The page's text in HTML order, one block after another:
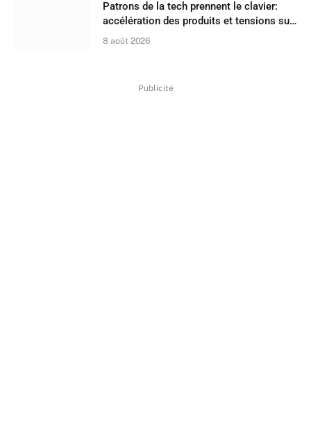
Patrons de la tech prennent le clavier:
accélération des produits et tensions sur
les recrutements
8 août 2026
Publicité